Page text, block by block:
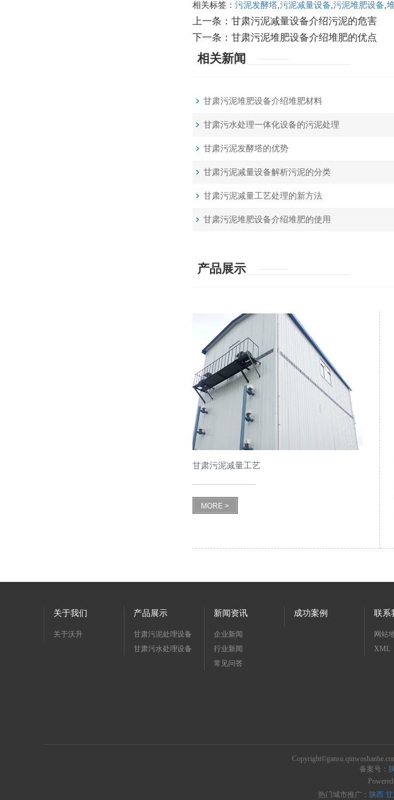
相关标签： 污泥发酵塔,污泥减量设备,污泥堆肥设备,
上一条： 甘肃污泥减量设备介绍污泥的危害
下一条： 甘肃污泥堆肥设备介绍堆肥的优点
相关新闻
甘肃污泥堆肥设备介绍堆肥材料
甘肃污水处理一体化设备的污泥处理
甘肃污泥发酵塔的优势
甘肃污泥减量设备解析污泥的分类
甘肃污泥减量工艺处理的新方法
甘肃污泥堆肥设备介绍堆肥的使用
产品展示
甘肃污泥减量工艺
MORE >
关于我们
关于沃升
产品展示
甘肃污泥处理设备
甘肃污水处理设备
新闻资讯
企业新闻
行业新闻
常见问答
成功案例 联系
网站
XML
Copyright©
备案号：
热门城市推广： 陕西 甘